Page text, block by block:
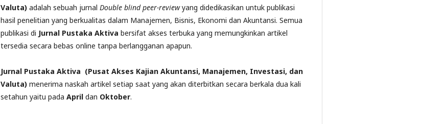
Valuta) adalah sebuah jurnal Double blind peer-review yang didedikasikan untuk publikasi
hasil penelitian yang berkualitas dalam Manajemen, Bisnis, Ekonomi dan Akuntansi. Semua
publikasi di Jurnal Pustaka Aktiva bersifat akses terbuka yang memungkinkan artikel
tersedia secara bebas online tanpa berlangganan apapun.
Jurnal Pustaka Aktiva (Pusat Akses Kajian Akuntansi, Manajemen, Investasi, dan
Valuta) menerima naskah artikel setiap saat yang akan diterbitkan secara berkala dua kali
setahun yaitu pada April dan Oktober.